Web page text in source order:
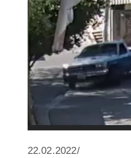
22.02.2022/